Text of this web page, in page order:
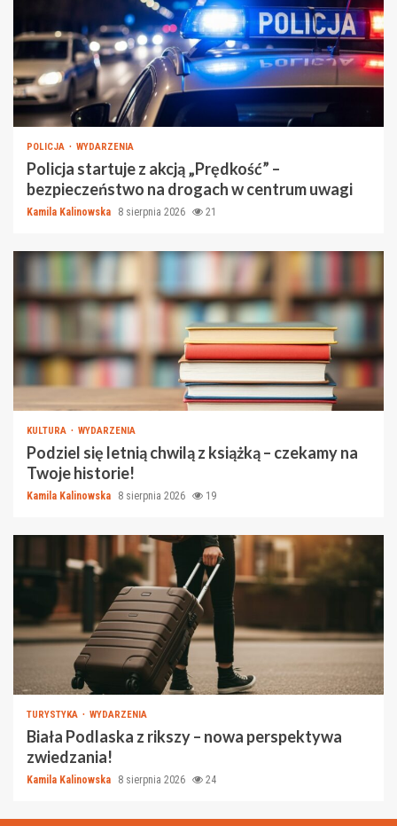
POLICJA WYDARZENIA
Policja startuje z akcją „Prędkość” –
bezpieczeństwo na drogach w centrum uwagi
Kamila Kalinowska 8 sierpnia 2026 21
KULTURA WYDARZENIA
Podziel się letnią chwilą z książką – czekamy na
Twoje historie!
Kamila Kalinowska 8 sierpnia 2026 19
TURYSTYKA WYDARZENIA
Biała Podlaska z rikszy – nowa perspektywa
zwiedzania!
Kamila Kalinowska 8 sierpnia 2026 24